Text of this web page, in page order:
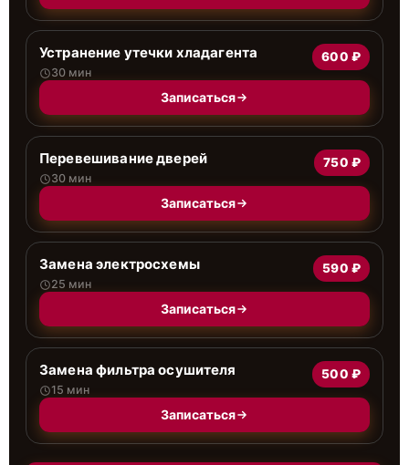
Устранение утечки хладагента
30 мин
600 ₽
Записаться
Перевешивание дверей
30 мин
750 ₽
Записаться
Замена электросхемы
25 мин
590 ₽
Записаться
Замена фильтра осушителя
15 мин
500 ₽
Записаться